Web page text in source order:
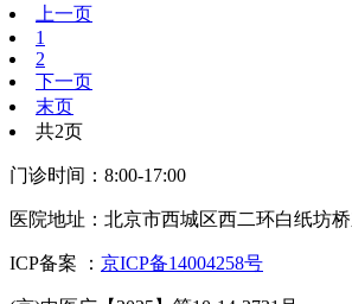
上一页
1
2
下一页
末页
共2页
门诊时间：8:00-17:00
医院地址： 北京市西城区西二环白纸坊
ICP备案 ： 京ICP备14004258号